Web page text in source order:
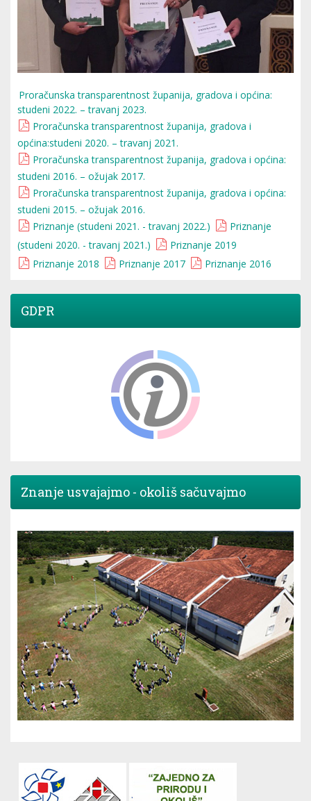
Proračunska transparentnost županija, gradova i općina:
studeni 2022. – travanj 2023.
Proračunska transparentnost županija, gradova i
općina:studeni 2020. – travanj 2021.
Proračunska transparentnost županija, gradova i općina:
studeni 2016. – ožujak 2017.
Proračunska transparentnost županija, gradova i općina:
studeni 2015. – ožujak 2016.
Priznanje (studeni 2021. - travanj 2022.)
Priznanje
(studeni 2020. - travanj 2021.)
Priznanje 2019
Priznanje 2018
Priznanje 2017 Priznanje 2016
GDPR
Znanje usvajajmo - okoliš sačuvajmo